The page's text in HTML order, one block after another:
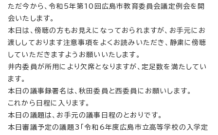
ただ今から、令和5年第10回広島市教育委員会議定例会を開
会いたします。
本日は、傍聴の方もお見えになっておられますが、お手元にお
渡ししております注意事項をよくお読みいただき、静粛に傍聴
していただきますようお願いいたします。
井内委員が所用により欠席となりますが、定足数を満たしてい
ます。
本日の議事録署名は、秋田委員と西委員にお願いします。
これから日程に入ります。
本日の議題は、お手元の議事日程のとおりです。
本日審議予定の議題3「令和6年度広島市立高等学校の入学定